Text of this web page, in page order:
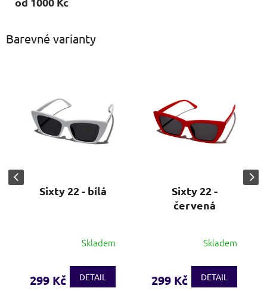
Barevné varianty
Sixty 22 - bílá
Skladem
299 Kč DETAIL
Sixty 22 -
červená
Skladem
299 Kč DETAIL